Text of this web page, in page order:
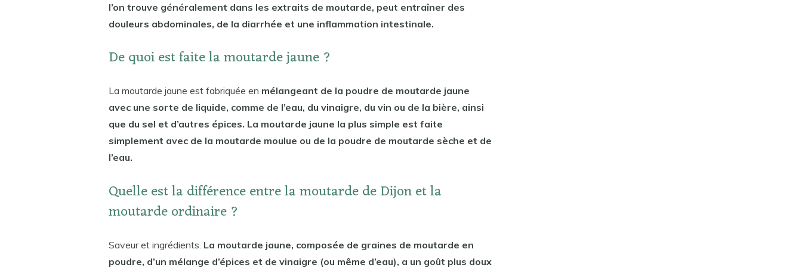
l’on trouve généralement dans les extraits de moutarde, peut entraîner des
douleurs abdominales, de la diarrhée et une inflammation intestinale.
De quoi est faite la moutarde jaune ?
La moutarde jaune est fabriquée en mélangeant de la poudre de moutarde jaune
avec une sorte de liquide, comme de l’eau, du vinaigre, du vin ou de la bière, ainsi
que du sel et d’autres épices. La moutarde jaune la plus simple est faite
simplement avec de la moutarde moulue ou de la poudre de moutarde sèche et de
l’eau.
Quelle est la différence entre la moutarde de Dijon et la
moutarde ordinaire ?
Saveur et ingrédients. La moutarde jaune, composée de graines de moutarde en
poudre, d’un mélange d’épices et de vinaigre (ou même d’eau), a un goût plus doux